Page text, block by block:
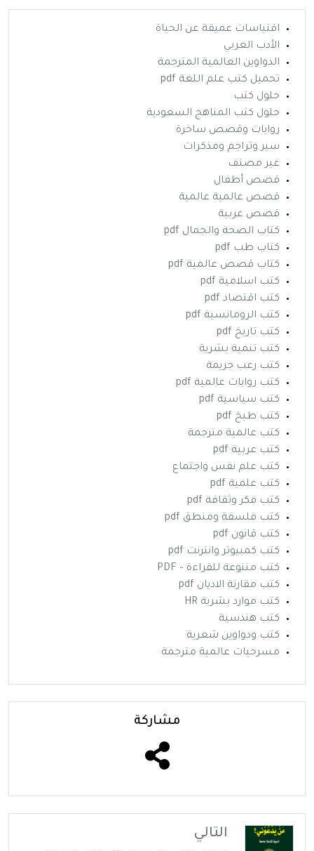
اقتباسات عميقة عن الحياة
الأدب العربي
الدواوين العالمية المترجمة
تحميل كتب علم اللغة pdf
حلول كتب
حلول كتب المناهج السعودية
روايات وقصص ساخرة
سير وتراجم ومذكرات
غير مصنف
قصص أطفال
قصص عالمية عالمية
قصص عربية
كتاب الصحة والجمال pdf
كتاب طب pdf
كتاب قصص عالمية pdf
كتب اسلامية pdf
كتب اقتصاد pdf
كتب الرومانسية pdf
كتب تاريخ pdf
كتب تنمية بشرية
كتب رعب جريمة
كتب روايات عالمية pdf
كتب سياسية pdf
كتب طبخ pdf
كتب عالمية مترجمة
كتب عربية pdf
كتب علم نفس واجتماع
كتب علمية pdf
كتب فكر وثقافة pdf
كتب فلسفة ومنطق pdf
كتب قانون pdf
كتب كمبيوتر وانترنت pdf
كتب متنوعة للقراءة – PDF
كتب مقارنة الاديان pdf
كتب موارد بشرية HR
كتب هندسية
كتب ودواوين شعرية
مسرحيات عالمية مترجمة
مشاركة
التالي